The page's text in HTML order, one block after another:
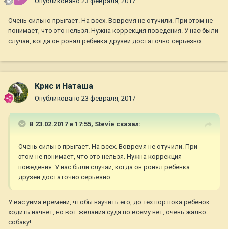
Очень сильно прыгает. На всех. Вовремя не отучили. При этом не
понимает, что это нельзя. Нужна коррекция поведения. У нас были
случаи, когда он ронял ребенка друзей достаточно серьезно.
Крис и Наташа
Опубликовано 23 февраля, 2017
В 23.02.2017 в 17:55, Stevie сказал:
Очень сильно прыгает. На всех. Вовремя не отучили. При
этом не понимает, что это нельзя. Нужна коррекция
поведения. У нас были случаи, когда он ронял ребенка
друзей достаточно серьезно.
У вас уйма времени, чтобы научить его, до тех пор пока ребенок
ходить начнет, но вот желания судя по всему нет, очень жалко
собаку!